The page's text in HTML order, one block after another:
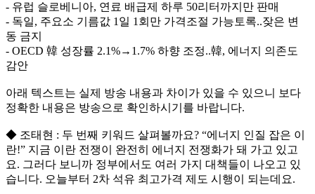
- 유럽 슬로베니아, 연료 배급제 하루 50리터까지만 판매
- 독일, 주요소 기름값 1일 1회만 가격조절 가능토록..잦은 변
동 금지
- OECD 韓 성장률 2.1%→1.7% 하향 조정..韓, 에너지 의존도
감안
아래 텍스트는 실제 방송 내용과 차이가 있을 수 있으니 보다
정확한 내용은 방송으로 확인하시기를 바랍니다.
◆ 조태현 : 두 번째 키워드 살펴볼까요? “에너지 인질 잡은 이
란!” 지금 이란 전쟁이 완전히 에너지 전쟁화가 돼 가고 있고
요. 그러다 보니까 정부에서도 여러 가지 대책들이 나오고 있
습니다. 오늘부터 2차 석유 최고가격 제도 시행이 되는데요.